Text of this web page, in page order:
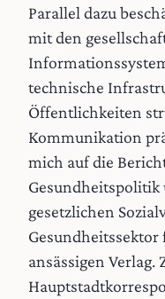
Parallel dazu
mit den
technische
Öffentlichkeiten
Kommunikation
mich auf die
Gesundheitspolitik
gesetzlichen
ansässigen